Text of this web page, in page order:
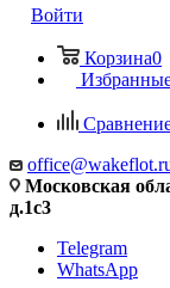
Войти
Корзина0
Московская
д.1с3
Telegram
WhatsApp